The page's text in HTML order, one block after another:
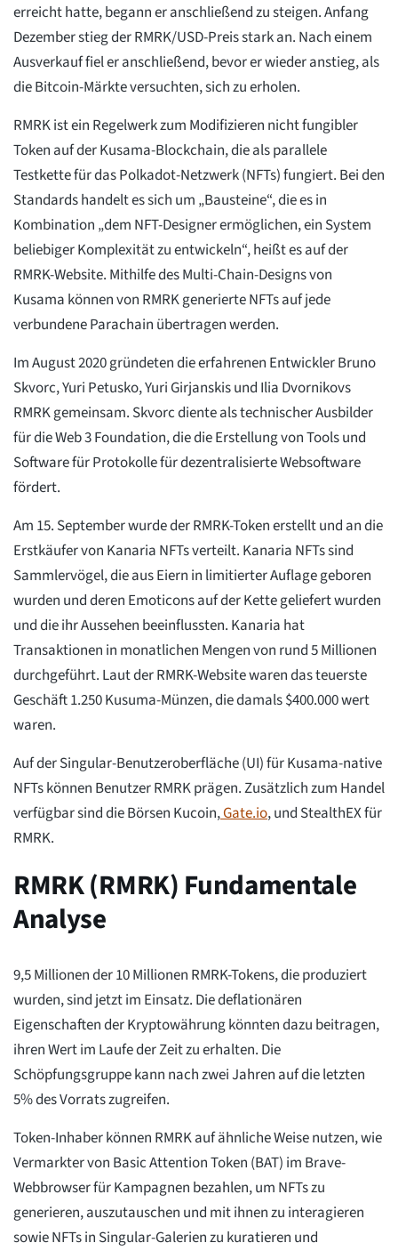
erreicht hatte, begann er anschließend zu steigen. Anfang
Dezember stieg der RMRK/USD-Preis stark an. Nach einem
Ausverkauf fiel er anschließend, bevor er wieder anstieg, als
die Bitcoin-Märkte versuchten, sich zu erholen.
RMRK ist ein Regelwerk zum Modifizieren nicht fungibler
Token auf der Kusama-Blockchain, die als parallele
Testkette für das Polkadot-Netzwerk (NFTs) fungiert. Bei den
Standards handelt es sich um „Bausteine“, die es in
Kombination „dem NFT-Designer ermöglichen, ein System
beliebiger Komplexität zu entwickeln“, heißt es auf der
RMRK-Website. Mithilfe des Multi-Chain-Designs von
Kusama können von RMRK generierte NFTs auf jede
verbundene Parachain übertragen werden.
Im August 2020 gründeten die erfahrenen Entwickler Bruno
Skvorc, Yuri Petusko, Yuri Girjanskis und Ilia Dvornikovs
RMRK gemeinsam. Skvorc diente als technischer Ausbilder
für die Web 3 Foundation, die die Erstellung von Tools und
Software für Protokolle für dezentralisierte Websoftware
fördert.
Am 15. September wurde der RMRK-Token erstellt und an die
Erstkäufer von Kanaria NFTs verteilt. Kanaria NFTs sind
Sammlervögel, die aus Eiern in limitierter Auflage geboren
wurden und deren Emoticons auf der Kette geliefert wurden
und die ihr Aussehen beeinflussten. Kanaria hat
Transaktionen in monatlichen Mengen von rund 5 Millionen
durchgeführt. Laut der RMRK-Website waren das teuerste
Geschäft 1.250 Kusuma-Münzen, die damals $400.000 wert
waren.
Auf der Singular-Benutzeroberfläche (UI) für Kusama-native
NFTs können Benutzer RMRK prägen. Zusätzlich zum Handel
verfügbar sind die Börsen Kucoin,Gate.io, und StealthEX für
RMRK.
RMRK (RMRK) Fundamentale
Analyse
9,5 Millionen der 10 Millionen RMRK-Tokens, die produziert
wurden, sind jetzt im Einsatz. Die deflationären
Eigenschaften der Kryptowährung könnten dazu beitragen,
ihren Wert im Laufe der Zeit zu erhalten. Die
Schöpfungsgruppe kann nach zwei Jahren auf die letzten
5% des Vorrats zugreifen.
Token-Inhaber können RMRK auf ähnliche Weise nutzen, wie
Vermarkter von Basic Attention Token (BAT) im Brave-
Webbrowser für Kampagnen bezahlen, um NFTs zu
generieren, auszutauschen und mit ihnen zu interagieren
sowie NFTs in Singular-Galerien zu kuratieren und